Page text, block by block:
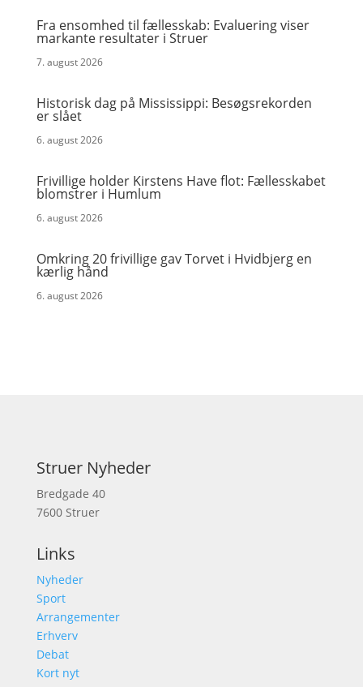
Fra ensomhed til fællesskab: Evaluering viser
markante resultater i Struer
7. august 2026
Historisk dag på Mississippi: Besøgsrekorden
er slået
6. august 2026
Frivillige holder Kirstens Have flot: Fællesskabet
blomstrer i Humlum
6. august 2026
Omkring 20 frivillige gav Torvet i Hvidbjerg en
kærlig hånd
6. august 2026
Struer Nyheder
Bredgade 40
7600 Struer
Links
Nyheder
Sport
Arrangementer
Erhverv
Debat
Kort nyt